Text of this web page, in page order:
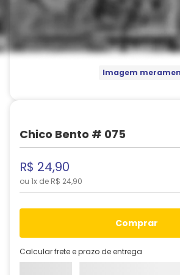
Imagem
Chico Bento # 075
R$ 24,90
ou 1x de R$ 24,90
comprar
Calcular frete e prazo de entrega